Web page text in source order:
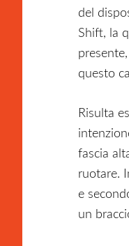
del
Shift, la
questo
Risulta
fascia
ruotare.
e
un